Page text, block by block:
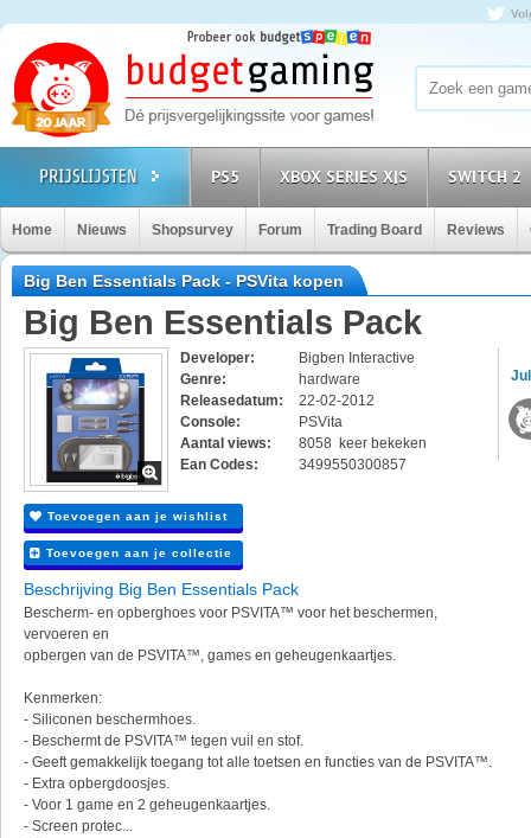
PS5 XBOX SERIES X|S SWITCH 2
Home Nieuws Shopsurvey Forum Trading Board Reviews
Big Ben Essentials Pack - PSVita kopen
Big Ben Essentials Pack
Developer:
Bigben Interactive
Genre:
hardware
Releasedatum:
22-02-2012
Console:
PSVita
Aantal views:
8058 keer bekeken
Ean Codes:
3499550300857
Toevoegen aan je wishlist
Toevoegen aan je collectie
Beschrijving Big Ben Essentials Pack
Bescherm- en opberghoes voor PSVITA™ voor het beschermen,
vervoeren en
opbergen van de PSVITA™, games en geheugenkaartjes.
Kenmerken:
- Siliconen beschermhoes.
- Beschermt de PSVITA™ tegen vuil en stof.
- Geeft gemakkelijk toegang tot alle toetsen en functies van de PSVITA™.
- Extra opbergdoosjes.
- Voor 1 game en 2 geheugenkaartjes.
- Screen protec...